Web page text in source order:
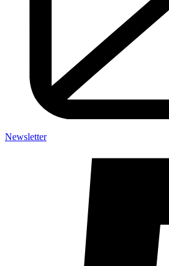
Newsletter